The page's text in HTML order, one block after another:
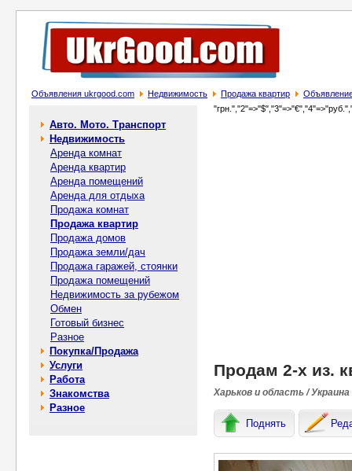
Объявления ukrgood.com Недвижимость Продажа квартир
Авто. Мото. Транспорт
Недвижимость
Аренда комнат
Аренда квартир
Аренда помещений
Аренда для отдыха
Продажа комнат
Продажа квартир
Продажа домов
Продажа земли/дач
Продажа гаражей, стоянки
Продажа помещений
Недвижимость за рубежом
Обмен
Готовый бизнес
Разное
Покупка/Продажа
Услуги
Работа
Знакомства
Разное
Продам 2-х из.
Харьков и область / Украина
Поднять